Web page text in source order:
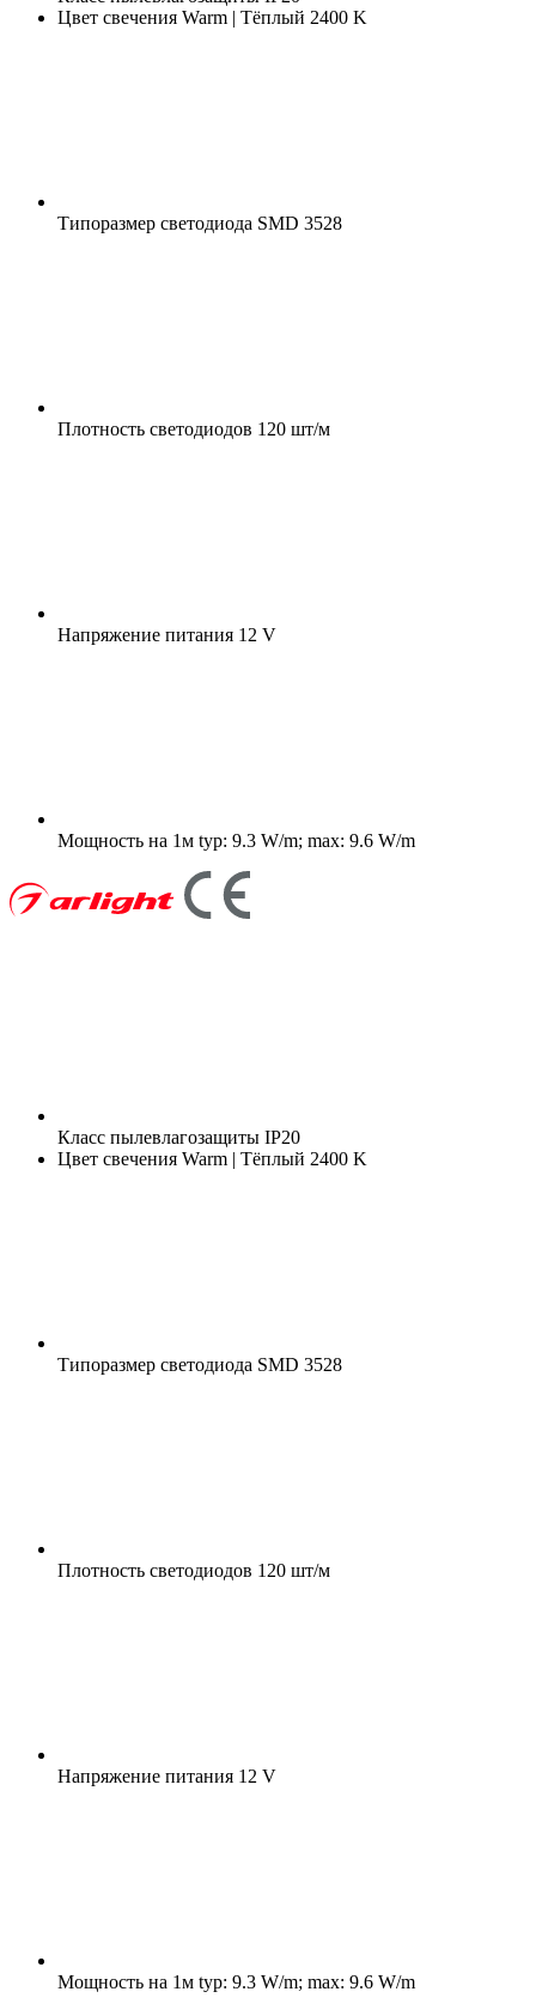
Цвет свечения Warm | Тёплый 2400 K
Типоразмер светодиода SMD 3528
Плотность светодиодов 120 шт/м
Напряжение питания 12 V
Мощность на 1м typ: 9.3 W/m; max: 9.6 W/m
Класс пылевлагозащиты IP20
Цвет свечения Warm | Тёплый 2400 K
Типоразмер светодиода SMD 3528
Плотность светодиодов 120 шт/м
Напряжение питания 12 V
Мощность на 1м typ: 9.3 W/m; max: 9.6 W/m